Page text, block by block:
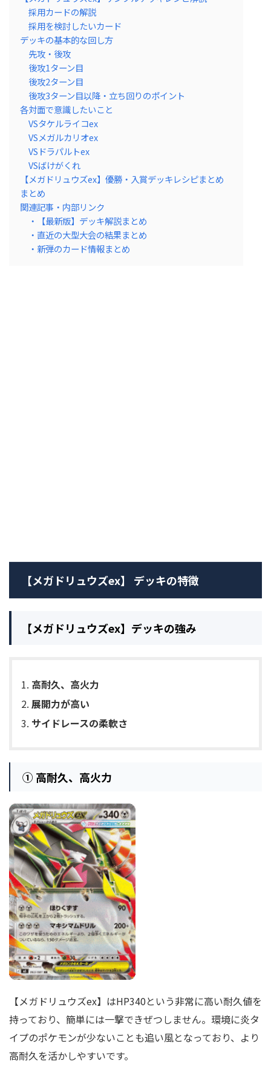
採用カードの解説
採用を検討したいカード
デッキの基本的な回し方
先攻・後攻
後攻1ターン目
後攻2ターン目
後攻3ターン目以降・立ち回りのポイント
各対面で意識したいこと
VSタケルライコex
VSメガルカリオex
VSドラパルトex
VSばけがくれ
【メガドリュウズex】優勝・入賞デッキレシピまとめ
まとめ
関連記事・内部リンク
・【最新版】デッキ解説まとめ
・直近の大型大会の結果まとめ
・新弾のカード情報まとめ
【メガドリュウズex】 デッキの特徴
【メガドリュウズex】デッキの強み
高耐久、高火力
展開力が高い
サイドレースの柔軟さ
① 高耐久、高火力
【メガドリュウズex】はHP340という非常に高い耐久値を
持っており、簡単には一撃できぜつしません。環境に炎タ
イプのポケモンが少ないことも追い風となっており、より
高耐久を活かしやすいです。